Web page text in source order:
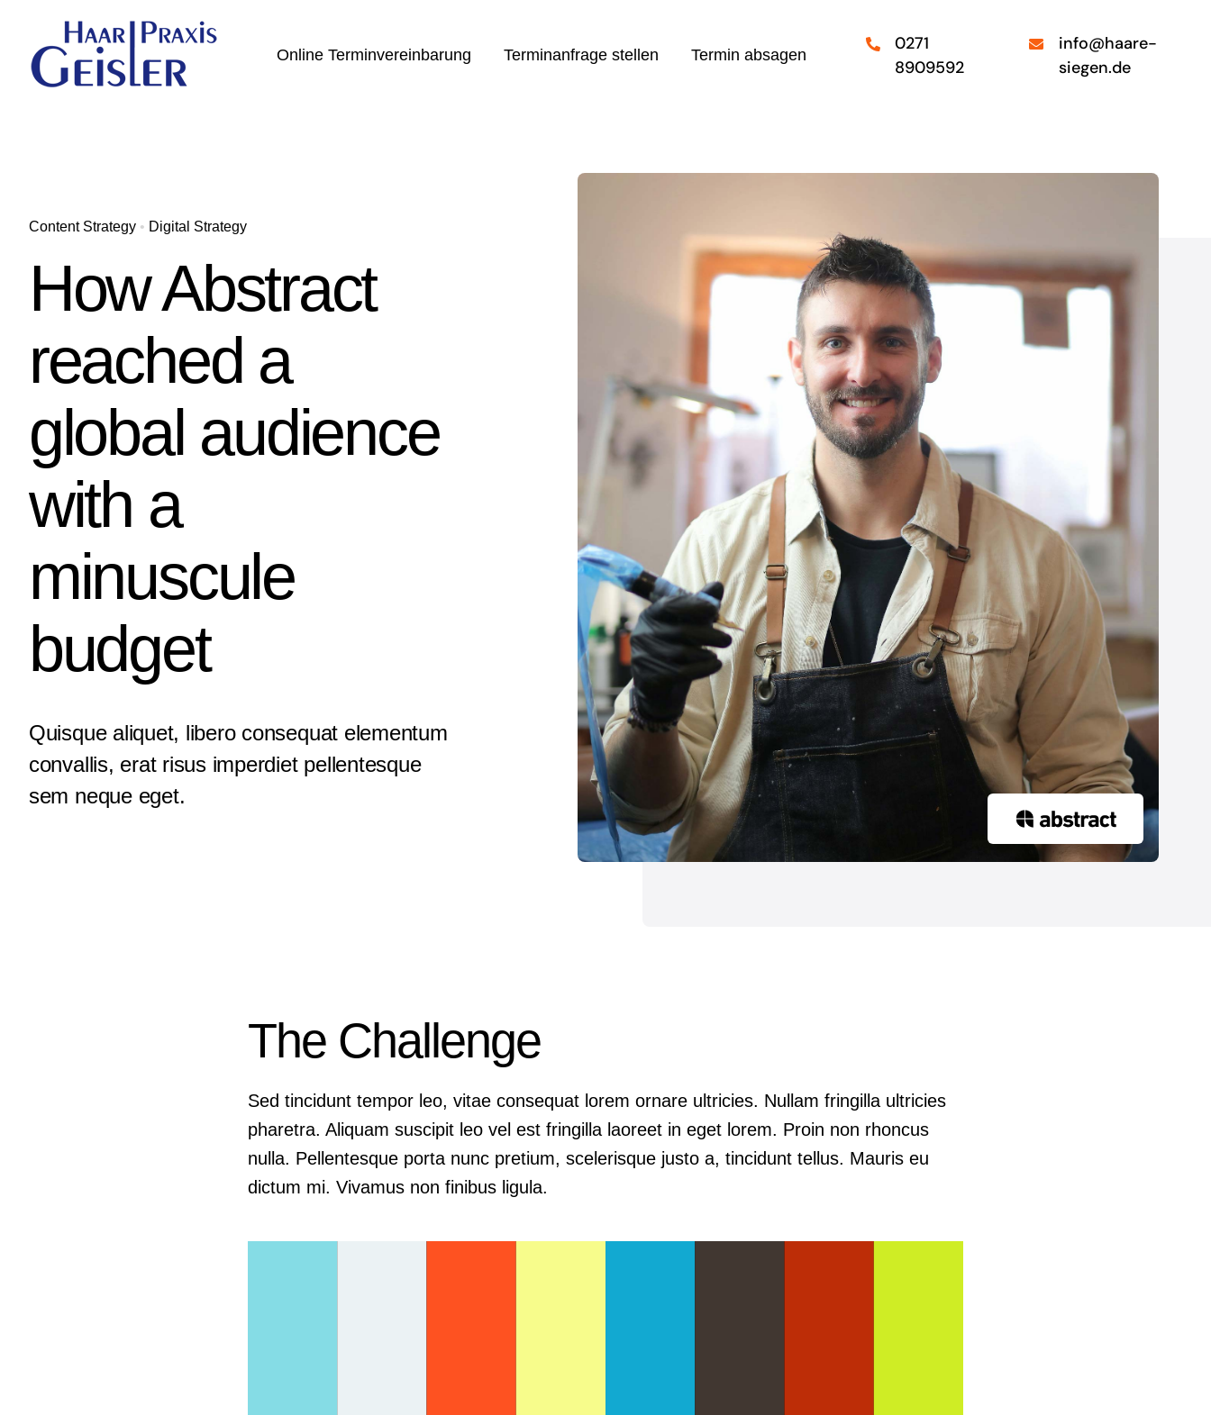
springen
Online Terminvereinbarung Terminanfrage stellen Termin absagen
0271
8909592
info@haare-
siegen.de
Content Strategy• Digital Strategy
How Abstract
reached a
global audience
with a
minuscule
budget
Quisque aliquet, libero consequat elementum
convallis, erat risus imperdiet pellentesque
sem neque eget.
The Challenge
Sed tincidunt tempor leo, vitae consequat lorem ornare ultricies. Nullam fringilla ultricies
pharetra. Aliquam suscipit leo vel est fringilla laoreet in eget lorem. Proin non rhoncus
nulla. Pellentesque porta nunc pretium, scelerisque justo a, tincidunt tellus. Mauris eu
dictum mi. Vivamus non finibus ligula.